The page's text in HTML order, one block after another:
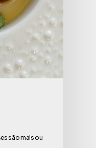
são mais ou